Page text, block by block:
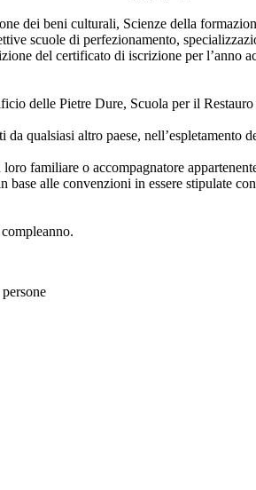
dei beni culturali, Scienze della
scuole di perfezionamento,
del certificato di iscrizione per l’anno
delle Pietre Dure, Scuola per il
qualsiasi altro paese,
familiare o accompagnatore
alle convenzioni in essere stipulate